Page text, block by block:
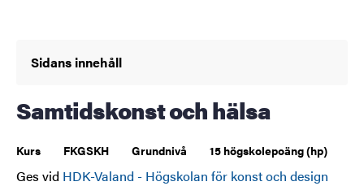
Sidans innehåll
Samtidskonst och hälsa
Kurs FKGSKH Grundnivå 15 högskolepoäng (hp)
Ges vid HDK-Valand - Högskolan för konst och design